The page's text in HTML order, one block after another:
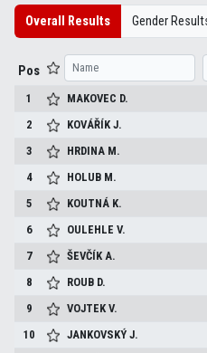
Overall Results Gender
Pos
1 MAKOVEC D.
2
KOVÁŘÍKJ.
3
HRDINA M.
4
HOLUB M.
5
KOUTNÁ K.
6
OULEHLEV.
7
ŠEVČÍKA.
8
ROUB D.
9
VOJTEKV.
10
JANKOVSKÝJ.